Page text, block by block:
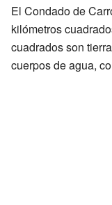
El Condado de
kilómetros
cuadrados son
cuerpos de agua,